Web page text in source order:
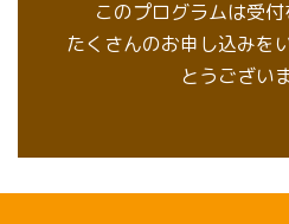
このプログラムは受付
たくさんのお申し込みを
とうござい